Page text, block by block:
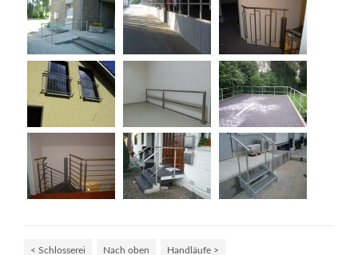
< Schlosserei Nach oben Handläufe >
Modern & Simple
Lorem ipsum dolor sit amet, consectetuer adipiscing
elit. Aenean commodo ligula eget dolor.
MEHR INFOS